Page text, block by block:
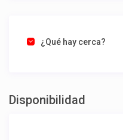
¿Qué hay cerca?
Disponibilidad